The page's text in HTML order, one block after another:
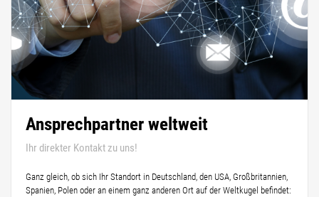
Ansprechpartner weltweit
Ihr direkter Kontakt zu uns!
Ganz gleich, ob sich Ihr Standort in Deutschland, den USA, Großbritannien,
Spanien, Polen oder an einem ganz anderen Ort auf der Weltkugel befindet: